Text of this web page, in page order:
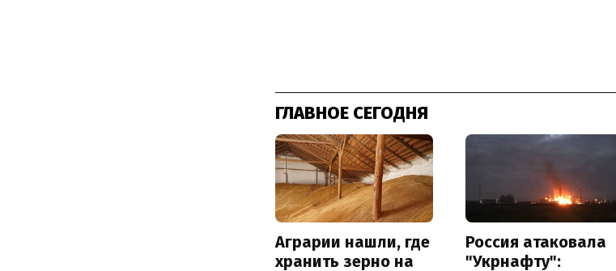
ГЛАВНОЕ СЕГОДНЯ
Аграрии нашли, где
хранить зерно на
Россия атаковала
"Укрнафту":